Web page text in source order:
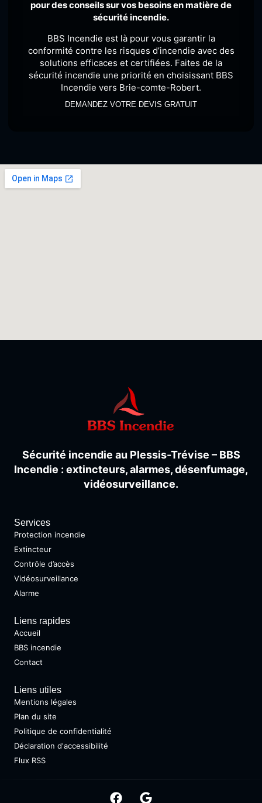
pour des conseilssur vos besoins en matière de
sécurité incendie.
BBS Incendie est là pour vous garantir la
conformité contre les risques d’incendie avec des
solutions efficaces et certifiées. Faites de la
sécurité incendie une priorité en choisissant BBS
Incendie vers Brie-comte-Robert.
DEMANDEZ VOTRE DEVIS GRATUIT
Sécurité incendie au Plessis-Trévise – BBS
Incendie : extincteurs,alarmes,désenfumage,
vidéosurveillance.
Services
Protection incendie
Extincteur
Contrôle d’accès
Vidéosurveillance
Alarme
Liens rapides
Accueil
BBS incendie
Contact
Liens utiles
Mentions légales
Plan du site
Politique de confidentialité
Déclaration d'accessibilité
Flux RSS